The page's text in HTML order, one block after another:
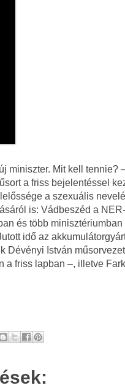
miniszter. Mit kell tennie?
a friss bejelentéssel
a szexuális
is: Vádbeszéd a
és több
idő az
Dévényi István
friss lapban –, illetve